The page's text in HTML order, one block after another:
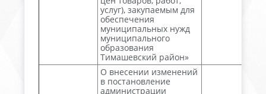
услуг), закупаемым для
обеспечения
муниципальных нужд
муниципального
образования
Тимашевский район»
О внесении изменений
в постановление
администрации